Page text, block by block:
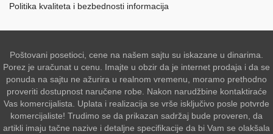
Politika kvaliteta i bezbednosti informacija
Poštovani posetioci, cene na našem sajtu su iskazane u dinarima.
Porez je uračunat u cenu. Imajte u obzir da je internet prodaja i da se
ponuda na sajtu ne ažurira u realnom vremenu, moramo prethodno
proveriti dostupnost naručene robe. Nakon narudžbine kontaktiraće
Vas komercijalista. Uplata i realizacija se vrše isključivo posle potvrde
komercijaliste! Trudimo se da prikazan sadržaj bude proveren, da
artikli imaju tačne nazive i detaljne specifikacije da bi Vam se olakšala